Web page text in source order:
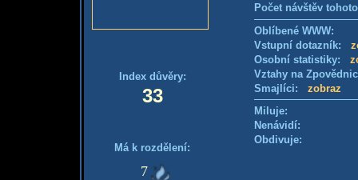
Index důvěry:
33
Má k rozdělení:
7
Počet návštěv
Oblíbené WWW:
Vstupní dotazník:
Osobní statistiky:
Vztahy na
Smajlíci: zobraz
Miluje:
Nenávidí:
Obdivuje: